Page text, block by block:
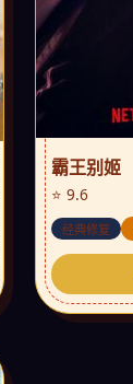
霸王别姬
⭐ 9.6
经典修复